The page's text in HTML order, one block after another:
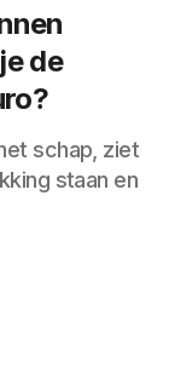
de
schap, ziet
staan en